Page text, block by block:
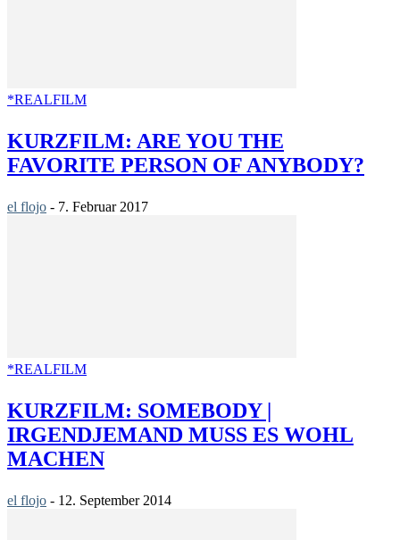
*REALFILM
KURZFILM: ARE YOU THE
FAVORITE PERSON OF ANYBODY?
el flojo - 7. Februar 2017
*REALFILM
KURZFILM: SOMEBODY |
IRGENDJEMAND MUSS ES WOHL
MACHEN
el flojo - 12. September 2014